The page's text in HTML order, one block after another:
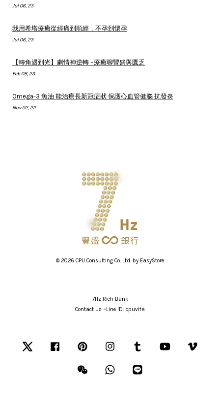
Jul 06, 23
我用希塔療癒從經痛到順經，不孕到懷孕
Jul 06, 23
【轉角遇到光】劇情神逆轉 ~療癒聊豐盛與匱乏
Feb 08, 23
Omega-3 魚油 能治療長新冠症狀 保護心血管健腦 抗發炎
Nov 02, 22
© 2026 CPU Consulting Co. Ltd. by EasyStore
7Hz Rich Bank
Contact us ~Line ID: cpuvita
Facebook Pinterest Instagram Tumblr YouTube
Wechat Whatsapp